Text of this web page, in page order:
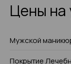
Цены на
Мужской
Покрытие